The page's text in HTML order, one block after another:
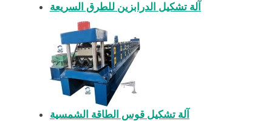
آلة تشكيل الدرابزين للطرق السريعة
آلة تشكيل قوس الطاقة الشمسية